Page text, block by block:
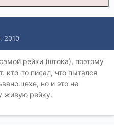
2010
рейки (штока), поэтому
кто-то писал, что пытался
но и это не
живую рейку.